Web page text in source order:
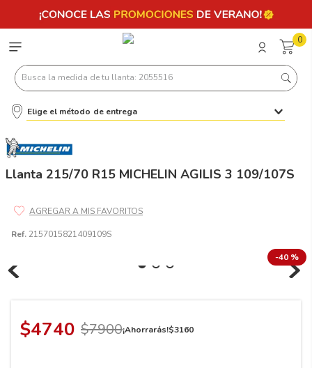
0
Busca la medida de tu llanta: 2055516
Elige el método de entrega
Llanta 215/70 R15 MICHELIN AGILIS 3 109/107S
Ref. 2157015821409109S
-40 %
$4740 $7900¡Ahorrarás!$3160
Términos más buscados
6 185
195